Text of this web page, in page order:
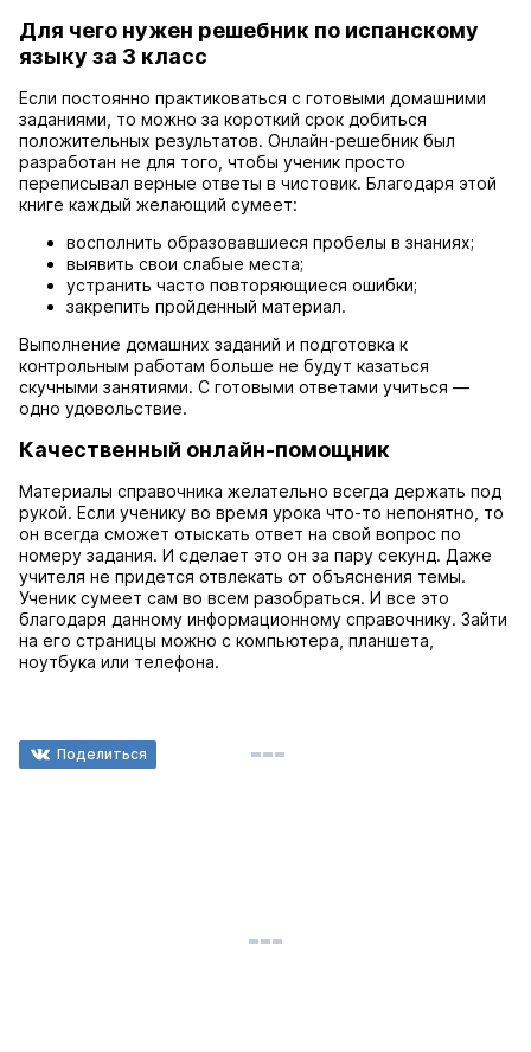
Для чего нужен решебник по испанскому
языку за 3 класс
Если постоянно практиковаться с готовыми домашними
заданиями, то можно за короткий срок добиться
положительных результатов. Онлайн-решебник был
разработан не для того, чтобы ученик просто
переписывал верные ответы в чистовик. Благодаря этой
книге каждый желающий сумеет:
восполнить образовавшиеся пробелы в знаниях;
выявить свои слабые места;
устранить часто повторяющиеся ошибки;
закрепить пройденный материал.
Выполнение домашних заданий и подготовка к
контрольным работам больше не будут казаться
скучными занятиями. С готовыми ответами учиться —
одно удовольствие.
Качественный онлайн-помощник
Материалы справочника желательно всегда держать под
рукой. Если ученику во время урока что-то непонятно, то
он всегда сможет отыскать ответ на свой вопрос по
номеру задания. И сделает это он за пару секунд. Даже
учителя не придется отвлекать от объяснения темы.
Ученик сумеет сам во всем разобраться. И все это
благодаря данному информационному справочнику. Зайти
на его страницы можно с компьютера, планшета,
ноутбука или телефона.
Поделиться